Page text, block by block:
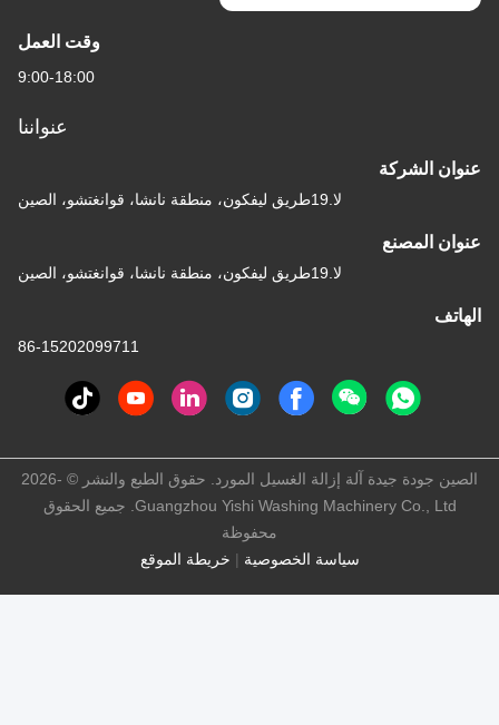
86-15202099711
سياسة الخصوصية|خريطة الموقع
الصين جودة جيدة آلة إزالة الغسيل المورد. حقوق الطبع والنشر © -2026
Guangzhou Yishi Washing Machinery Co., Ltd. جميع الحقوق